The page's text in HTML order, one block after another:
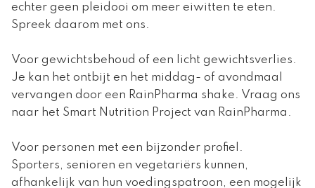
echter geen pleidooi om meer eiwitten te eten.
Spreek daarom met ons.
Voor gewichtsbehoud of een licht gewichtsverlies.
Je kan het ontbijt en het middag- of avondmaal
vervangen door een RainPharma shake. Vraag ons
naar het Smart Nutrition Project van RainPharma.
Voor personen met een bijzonder profiel.
Sporters, senioren en vegetariërs kunnen,
afhankelijk van hun voedingspatroon, een mogelijk